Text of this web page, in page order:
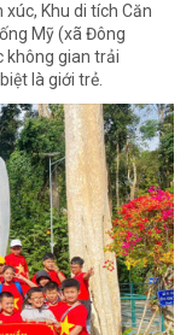
Khu di tích Căn
Mỹ (xã Đông
không gian trải
là giới trẻ.